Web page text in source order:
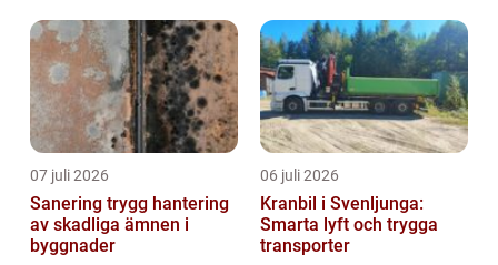
07 juli 2026
Sanering trygg hantering
av skadliga ämnen i
byggnader
06 juli 2026
Kranbil i Svenljunga:
Smarta lyft och trygga
transporter